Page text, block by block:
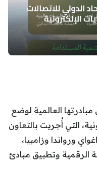
العالمية لوضع
التي أُجريت بالتعاون
ورواندا وزامبيا،
الرقمية وتطبيق مبادئ